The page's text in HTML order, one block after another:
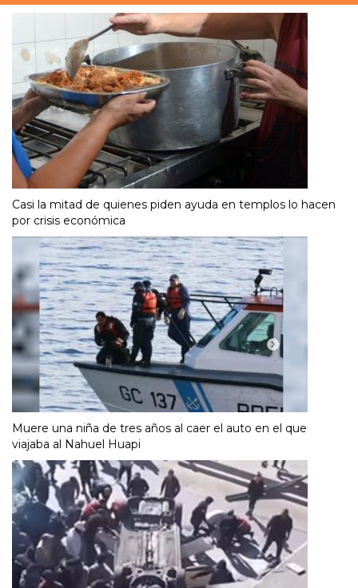
Casi la mitad de quienes piden ayuda en templos lo hacen
por crisis económica
Muere una niña de tres años al caer el auto en el que
viajaba al Nahuel Huapi